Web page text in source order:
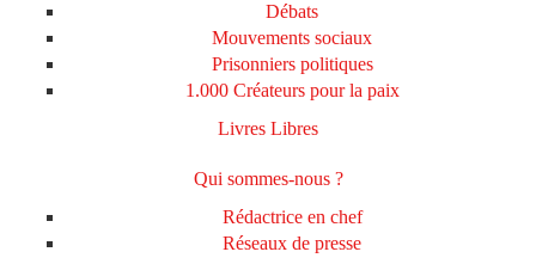
Débats
Mouvements sociaux
Prisonniers politiques
1.000 Créateurs pour la paix
Livres Libres
Qui sommes-nous ?
Rédactrice en chef
Réseaux de presse